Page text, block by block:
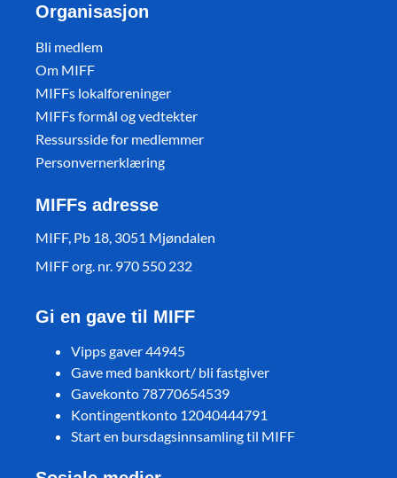
Organisasjon
Bli medlem
Om MIFF
MIFFs lokalforeninger
MIFFs formål og vedtekter
Ressursside for medlemmer
Personvernerklæring
MIFFs adresse
MIFF, Pb 18, 3051 Mjøndalen
MIFF org. nr. 970 550 232
Gi en gave til MIFF
Vipps gaver 44945
Gave med bankkort/ bli fastgiver
Gavekonto 78770654539
Kontingentkonto 12040444791
Start en bursdagsinnsamling til MIFF